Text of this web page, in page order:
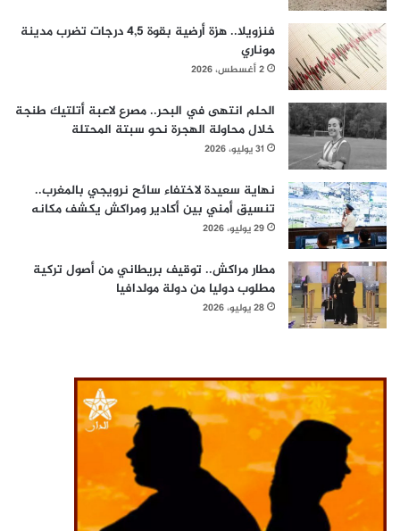
فنزويلا.. هزة أرضية بقوة 4,5 درجات تضرب مدينة
موناري
2 أغسطس، 2026
الحلم انتهى في البحر.. مصرع لاعبة أتلتيك طنجة
خلال محاولة الهجرة نحو سبتة المحتلة
31 يوليو، 2026
نهاية سعيدة لاختفاء سائح نرويجي بالمغرب..
تنسيق أمني بين أكادير ومراكش يكشف مكانه
29 يوليو، 2026
مطار مراكش.. توقيف بريطاني من أصول تركية
مطلوب دوليا من دولة مولدافيا
28 يوليو، 2026